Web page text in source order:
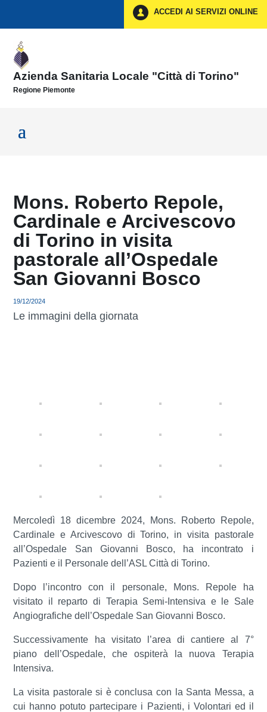
ACCEDI AI SERVIZI ONLINE
Azienda Sanitaria Locale "Città di Torino"
Regione Piemonte
Mons. Roberto Repole,
Cardinale e Arcivescovo
di Torino in visita
pastorale all’Ospedale
San Giovanni Bosco
19/12/2024
Le immagini della giornata
Mercoledì 18 dicembre 2024, Mons. Roberto Repole,
Cardinale e Arcivescovo di Torino, in visita pastorale
all’Ospedale San Giovanni Bosco, ha incontrato i
Pazienti e il Personale dell’ASL Città di Torino.
Dopo l’incontro con il personale, Mons. Repole ha
visitato il reparto di Terapia Semi-Intensiva e le Sale
Angiografiche dell’Ospedale San Giovanni Bosco.
Successivamente ha visitato l’area di cantiere al 7°
piano dell’Ospedale, che ospiterà la nuova Terapia
Intensiva.
La visita pastorale si è conclusa con la Santa Messa, a
cui hanno potuto partecipare i Pazienti, i Volontari ed il